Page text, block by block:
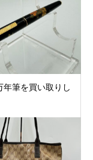
年筆を買い取りし